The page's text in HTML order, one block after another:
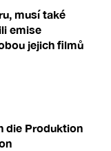
musí také
emise
jejich filmů
die Produktion